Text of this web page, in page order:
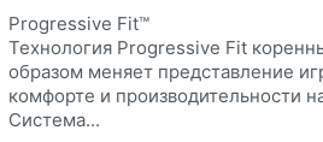
Progressive Fit™
Технология Progressive Fit
образом меняет представление
комфорте и производительности
Система...